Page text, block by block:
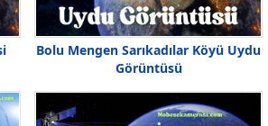
Bolu Mengen Sarıkadılar Köyü Uydu
Görüntüsü